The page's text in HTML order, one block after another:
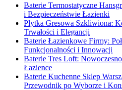
Baterie Termostatyczne
i Bezpieczeństwie Łazienki
Płytka Gresowa Szkliwiona:
Trwałości i Elegancji
Baterie Łazienkowe Firmy:
Funkcjonalności i Innowacji
Baterie Tres Loft:
Łazience
Baterie Kuchenne Sklep
Przewodnik po Wyborze i